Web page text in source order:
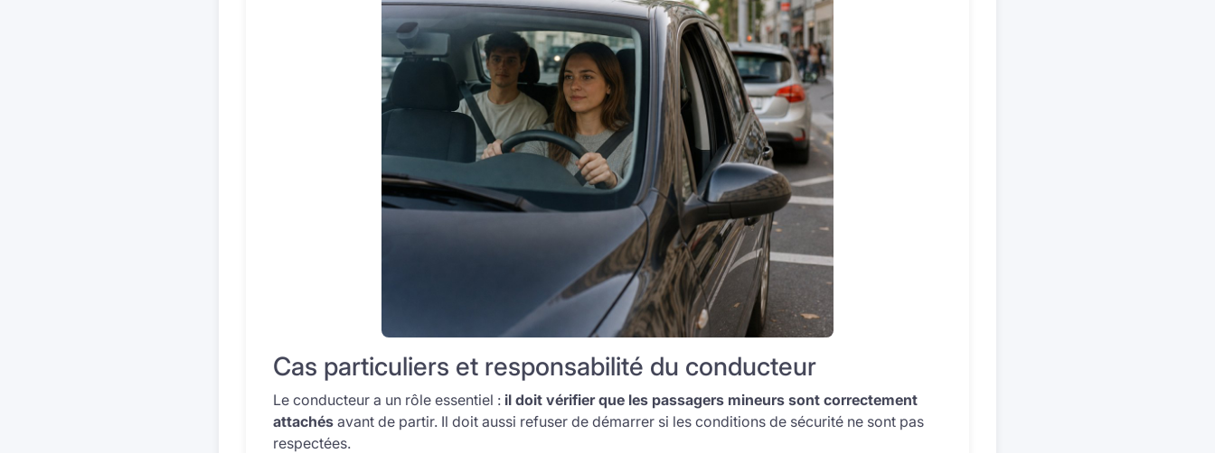
Cas particuliers et responsabilité du conducteur
Le conducteur a un rôle essentiel : il doit vérifier que les passagers mineurs sont correctement
attachés avant de partir. Il doit aussi refuser de démarrer si les conditions de sécurité ne sont pas
respectées.